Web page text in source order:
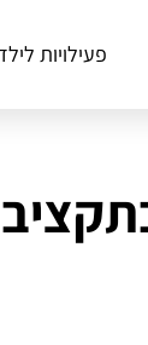
פעילויות